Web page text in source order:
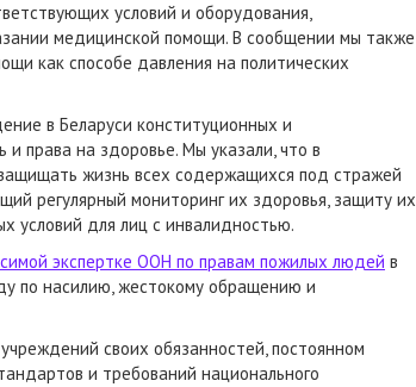
условий и оборудования,
медицинской помощи. В сообщении мы также
как способе давления на политических
в Беларуси конституционных и
права на здоровье. Мы указали, что в
жизнь всех содержащихся под стражей
регулярный мониторинг их здоровья, защиту их
условий для лиц с инвалидностью.
экспертке ООН по правам пожилых людей в
по насилию, жестокому обращению и
своих обязанностей, постоянном
и требований национального